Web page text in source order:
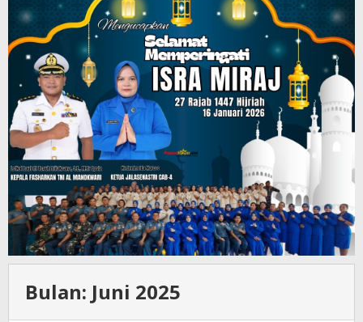
Bulan: Juni 2025